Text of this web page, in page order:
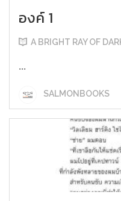
องค์ 1
A BRIGHT RAY OF
...
SALMONBOOKS